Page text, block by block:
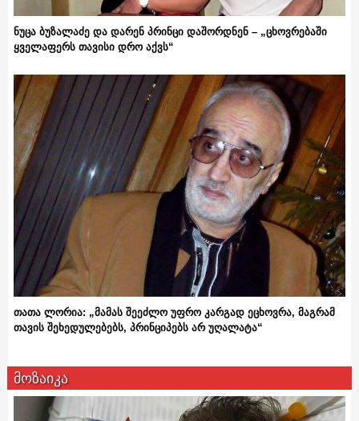
ნუცა ბუზალაძე და დარენ პრინცი დაშორდნენ – „ცხოვრებაში
ყველაფერს თავისი დრო აქვს“
თათა ლორია: „მამას შეეძლო უფრო კარგად ეცხოვრა, მაგრამ
თავის შეხედულებებს, პრინციპებს არ უღალატა“
მოზაიკა